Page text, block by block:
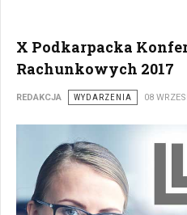
X Podkarpacka
Rachunkowych 2017
REDAKCJA WYDARZENIA 08